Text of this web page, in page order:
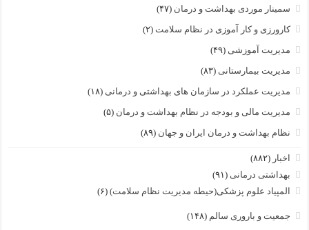
سمینار موردی بهداشت و درمان (۴۷)
کارورزی و کار آموزی در نظام سلامت (۲)
مدیریت آموزشی (۴۹)
مدیریت بیمارستانی (۸۳)
مدیریت عملکرد در سازمان های بهداشتی و درمانی (۱۸)
مدیریت مالی و بودجه در نظام بهداشت و درمان (۵)
نظام بهداشت و درمان ایران و جهان (۸۹)
اخبار (۸۸۲)
بهداشتی درمانی (۹۱)
المپیاد علوم پزشکی(حیطه مدیریت نظام سلامت) (۶)
جمعیت و باروری سالم (۱۴۸)